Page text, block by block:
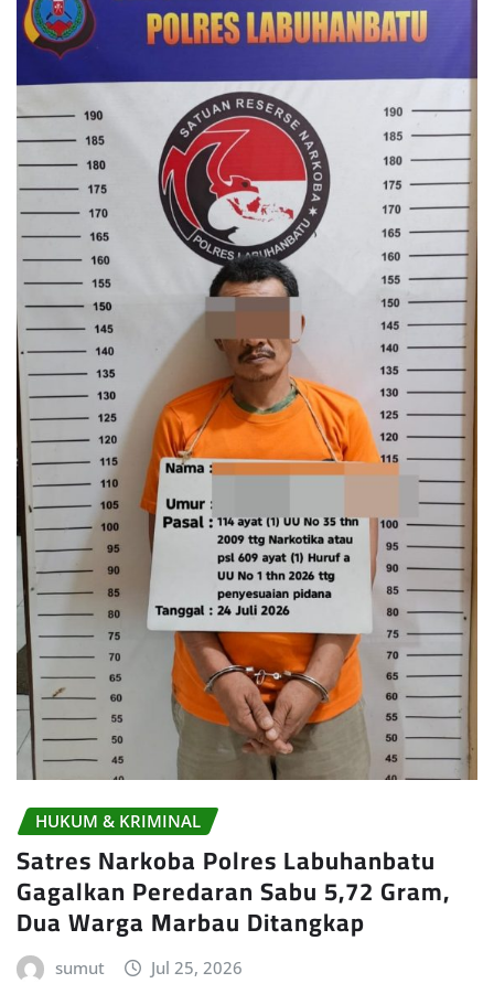
HUKUM & KRIMINAL
Satres Narkoba Polres Labuhanbatu
Gagalkan Peredaran Sabu 5,72 Gram,
Dua Warga Marbau Ditangkap
sumut Jul 25, 2026